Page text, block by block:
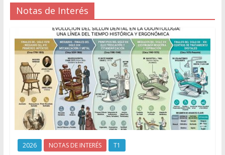
Notas de Interés
2026 NOTAS DE INTERÉS T1